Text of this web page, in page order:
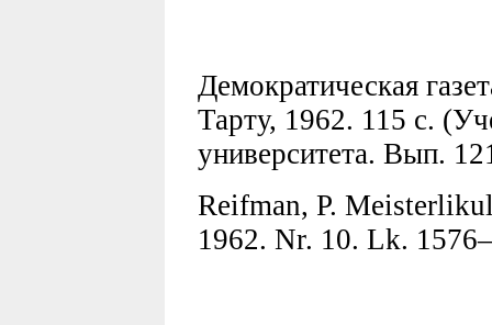
Демократическая
Тарту, 1962. 115 с.
университета. Вып.
Reifman, P.
1962. Nr. 10. Lk.